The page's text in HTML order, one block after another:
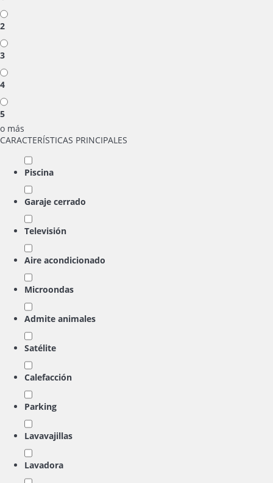
2
3
4
5
o más
CARACTERÍSTICAS PRINCIPALES
Piscina
Garaje cerrado
Televisión
Aire acondicionado
Microondas
Admite animales
Satélite
Calefacción
Parking
Lavavajillas
Lavadora